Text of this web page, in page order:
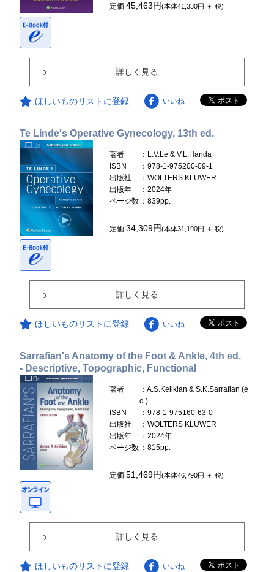
定価45,463円(本体41,330円 ＋ 税)
詳しく見る
ほしいものリストに登録 いいね
Te Linde's Operative Gynecology, 13th ed.
著者
：L.V.Le & V.L.Handa
ISBN
：978-1-975200-09-1
出版社
：WOLTERS KLUWER
出版年
：2024年
ページ数 ：839pp.
定価34,309円(本体31,190円 ＋ 税)
詳しく見る
ほしいものリストに登録 いいね
Sarrafian's Anatomy of the Foot & Ankle, 4th ed.
- Descriptive, Topographic, Functional
著者
：A.S.Kelikian & S.K.Sarrafian (e
d.)
ISBN
：978-1-975160-63-0
出版社
：WOLTERS KLUWER
出版年
：2024年
ページ数 ：815pp.
定価51,469円(本体46,790円 ＋ 税)
詳しく見る
ほしいものリストに登録 いいね